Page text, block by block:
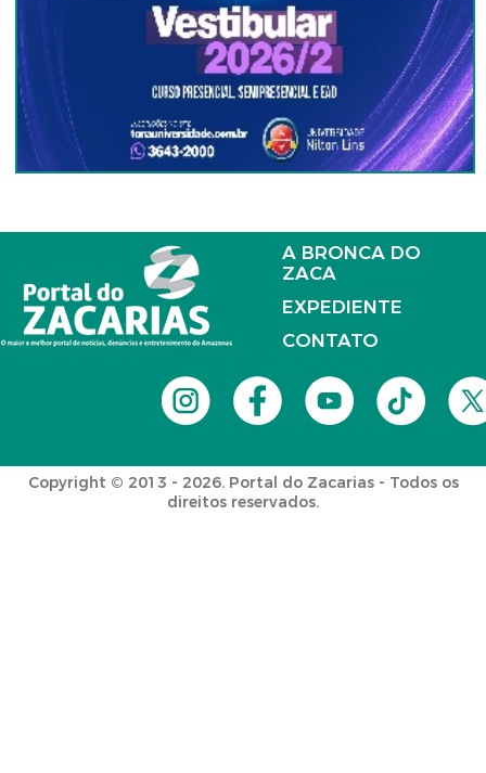
A BRONCA DO
ZACA
EXPEDIENTE
CONTATO
Copyright © 2013 - 2026. Portal do Zacarias - Todos os
direitos reservados.